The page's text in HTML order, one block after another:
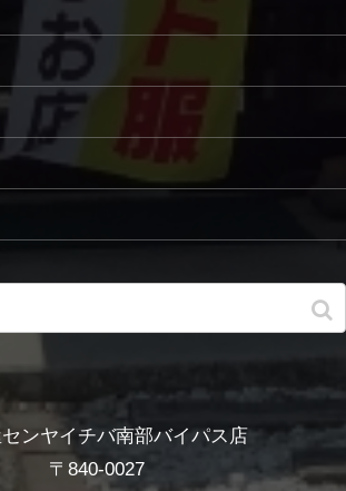
ンヤイチバ南部バイパス店
〒840-0027